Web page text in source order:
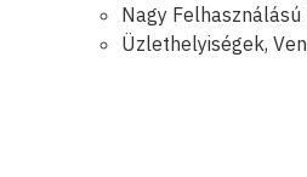
Nagy
Üzlethelyiségek,